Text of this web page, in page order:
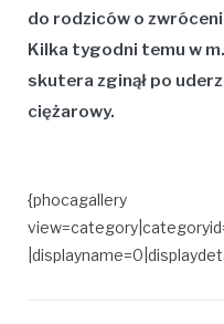
do rodziców o
Kilka tygodni temu w
skutera zginął po
ciężarowy.
{phocagallery